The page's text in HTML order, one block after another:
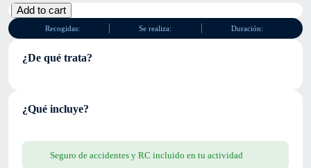
Recogidas: Se realiza: Duración:
¿De qué trata?
¿Qué incluye?
Seguro de accidentes y RC incluido en tu actividad
Fiat
Panda
cantidad
Add to cart